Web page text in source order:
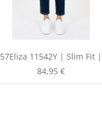
57Eliza 11542Y | Slim Fit |
Cropped | Blue
Regulärer Preis:
84,95 €